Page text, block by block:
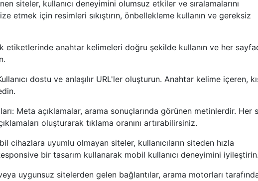
siteler, kullanıcı deneyimini olumsuz etkiler ve sıralamalarını
etmek için resimleri sıkıştırın, önbellekleme kullanın ve gereksiz
etiketlerinde anahtar kelimeleri doğru şekilde kullanın ve her
dostu ve anlaşılır URL'ler oluşturun. Anahtar kelime içeren,
Meta açıklamalar, arama sonuçlarında görünen metinlerdir. Her
oluşturarak tıklama oranını artırabilirsiniz.
cihazlara uyumlu olmayan siteler, kullanıcıların siteden hızla
bir tasarım kullanarak mobil kullanıcı deneyimini iyileştirin.
uygunsuz sitelerden gelen bağlantılar, arama motorları